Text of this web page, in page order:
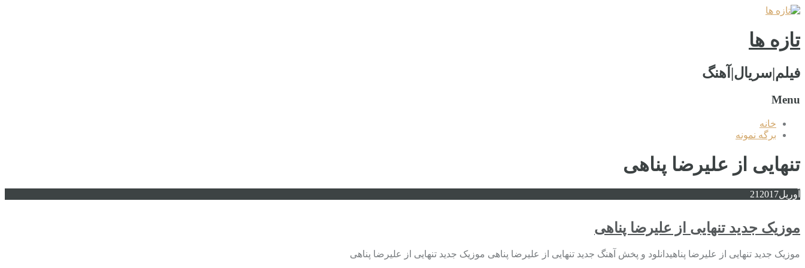
تازه ها
فیلم|سریال|آهنگ
Menu
خانه
برگه نمونه
تنهایی از علیرضا پناهی
آوریل 21 2017
موزیک جدید تنهایی از علیرضا پناهی
موزیک جدید تنهایی از علیرضا پناهیدانلود و پخش آهنگ جدید تنهایی از علیرضا پناهی موزیک جدید تنهایی از علیرضا پناهی